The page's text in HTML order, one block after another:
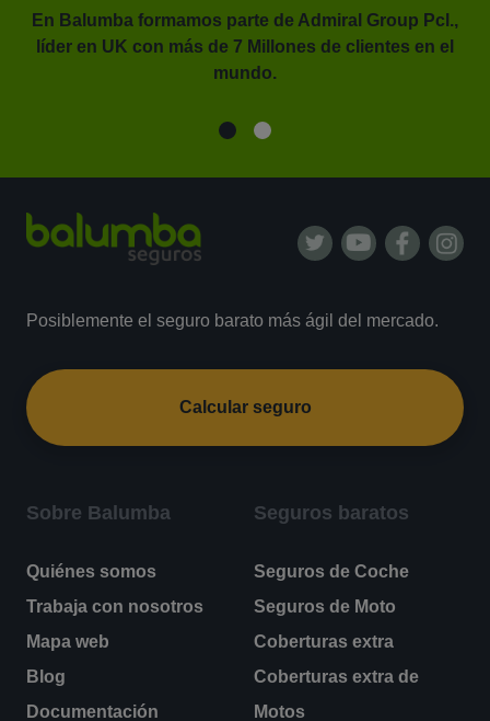
En Balumba formamos parte de Admiral Group Pcl.,
líder en UK con más de 7 Millones de clientes en el
mundo.
Posiblemente el seguro barato más ágil del mercado.
Calcular seguro
Sobre Balumba
Quiénes somos
Trabaja con nosotros
Mapa web
Blog
Documentación
Seguros baratos
Seguros de Coche
Seguros de Moto
Coberturas extra
Coberturas extra de
Motos